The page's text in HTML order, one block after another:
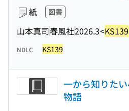
紙 図書
山本真司春風社2026.3<KS139
NDLC KS139
一から知りた
物語